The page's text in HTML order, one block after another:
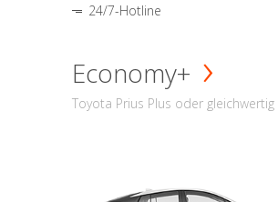
24/7-Hotline
Economy+
Toyota Prius Plus oder gleichwertig